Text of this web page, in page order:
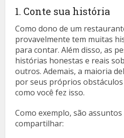
1. Conte sua história
Como dono de um
provavelmente tem muitas
para contar. Além disso, as
histórias honestas e reais
outros. Ademais, a maioria
por seus próprios
como você fez isso.
Como exemplo, são
compartilhar: